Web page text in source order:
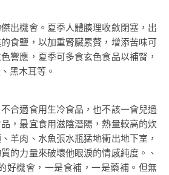
機會。夏季人體腠理收斂閉塞，出
食鹽，以加重腎臟累贅，增添苦味可
響應，夏季可多食玄色食品以補腎，
黑木耳等。
適食用生冷食品，也不該一會兒過
，最宜食用滋陰潛陽，熱量較高的炊
羊肉、水魚張水瓶猛地衝出地下室，
的力量來破壞他眼淚的情感純度。、
好機會，一是食補，一是藥補。但無